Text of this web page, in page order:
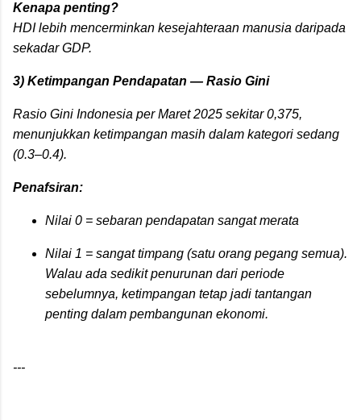
Kenapa penting?
HDI lebih mencerminkan kesejahteraan manusia daripada
sekadar GDP.
3) Ketimpangan Pendapatan — Rasio Gini
Rasio Gini Indonesia per Maret 2025 sekitar0,375,
menunjukkan ketimpangan masih dalam kategori sedang
(0.3–0.4).
Penafsiran:
Nilai 0 = sebaran pendapatan sangat merata
Nilai 1 = sangat timpang (satu orang pegang semua).
Walau ada sedikit penurunan dari periode
sebelumnya, ketimpangan tetap jadi tantangan
penting dalam pembangunan ekonomi.
---